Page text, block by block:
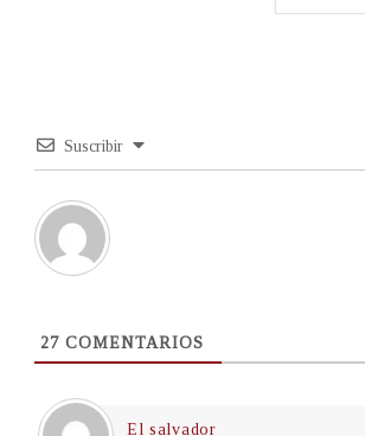
Suscribir
27 COMENTARIOS
El salvador